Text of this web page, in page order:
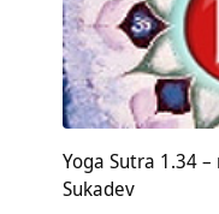
Yoga Sutra 1.34
Sukadev